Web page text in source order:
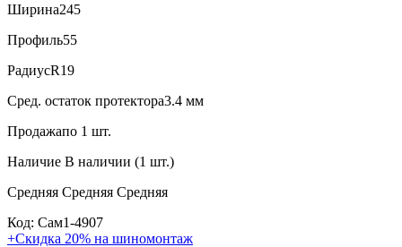
Ширина245
Профиль55
РадиусR19
Сред. остаток протектора3.4 мм
Продажапо 1 шт.
Наличие В наличии (1 шт.)
Средняя Средняя Средняя
Код: Сам1-4907
+Скидка 20% на шиномонтаж